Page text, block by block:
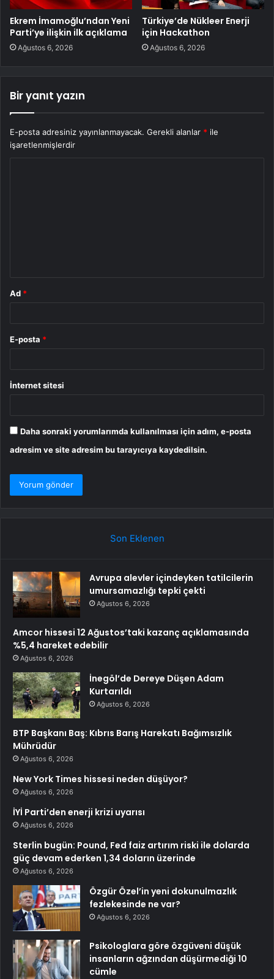
Ekrem İmamoğlu’ndan Yeni
Parti’ye ilişkin ilk açıklama
Ağustos 6, 2026
Türkiye’de Nükleer Enerji
için Hackathon
Ağustos 6, 2026
Bir yanıt yazın
E-posta adresiniz yayınlanmayacak. Gerekli alanlar * ile
işaretlenmişlerdir
Ad *
E-posta *
İnternet sitesi
Daha sonraki yorumlarımda kullanılması için adım, e-posta
adresim ve site adresim bu tarayıcıya kaydedilsin.
Son Eklenen
Avrupa alevler içindeyken tatilcilerin
umursamazlığı tepki çekti
Ağustos 6, 2026
Amcor hissesi 12 Ağustos’taki kazanç açıklamasında
%5,4 hareket edebilir
Ağustos 6, 2026
İnegöl’de Dereye Düşen Adam
Kurtarıldı
Ağustos 6, 2026
BTP Başkanı Baş: Kıbrıs Barış Harekatı Bağımsızlık
Mührüdür
Ağustos 6, 2026
New York Times hissesi neden düşüyor?
Ağustos 6, 2026
İYİ Parti’den enerji krizi uyarısı
Ağustos 6, 2026
Sterlin bugün: Pound, Fed faiz artırım riski ile dolarda
güç devam ederken 1,34 doların üzerinde
Ağustos 6, 2026
Özgür Özel’in yeni dokunulmazlık
fezlekesinde ne var?
Ağustos 6, 2026
Psikologlara göre özgüveni düşük
insanların ağzından düşürmediği 10
cümle